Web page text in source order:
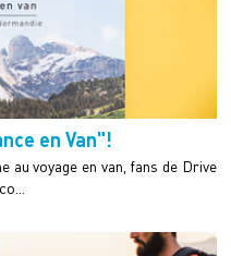
en Van"!
au voyage en van, fans de Drive